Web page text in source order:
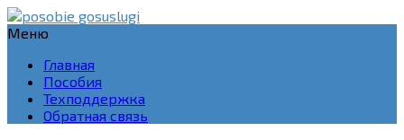
Меню
Главная
Пособия
Техподдержка
Обратная связь